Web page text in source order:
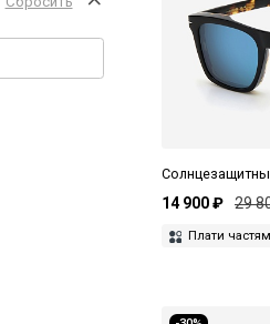
14 900 ₽ 29
Плати